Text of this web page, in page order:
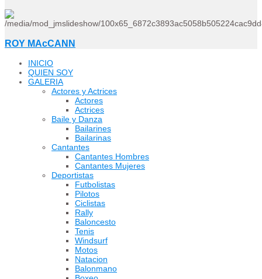
ROY MAcCANN
INICIO
QUIEN SOY
GALERIA
Actores y Actrices
Actores
Actrices
Baile y Danza
Bailarines
Bailarinas
Cantantes
Cantantes Hombres
Cantantes Mujeres
Deportistas
Futbolistas
Pilotos
Ciclistas
Rally
Baloncesto
Tenis
Windsurf
Motos
Natacion
Balonmano